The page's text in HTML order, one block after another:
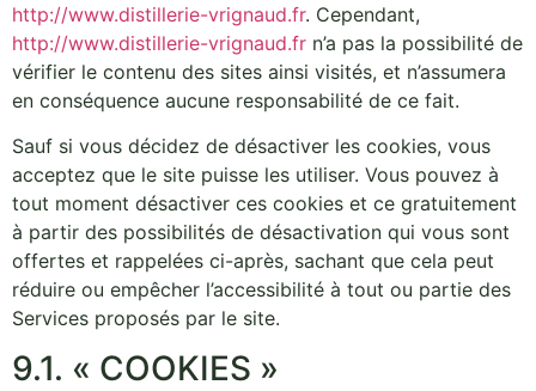
http://www.distillerie-vrignaud.fr. Cependant,
http://www.distillerie-vrignaud.fr n’a pas la possibilité de
vérifier le contenu des sites ainsi visités, et n’assumera
en conséquence aucune responsabilité de ce fait.
Sauf si vous décidez de désactiver les cookies, vous
acceptez que le site puisse les utiliser. Vous pouvez à
tout moment désactiver ces cookies et ce gratuitement
à partir des possibilités de désactivation qui vous sont
offertes et rappelées ci-après, sachant que cela peut
réduire ou empêcher l’accessibilité à tout ou partie des
Services proposés par le site.
9.1. « COOKIES »